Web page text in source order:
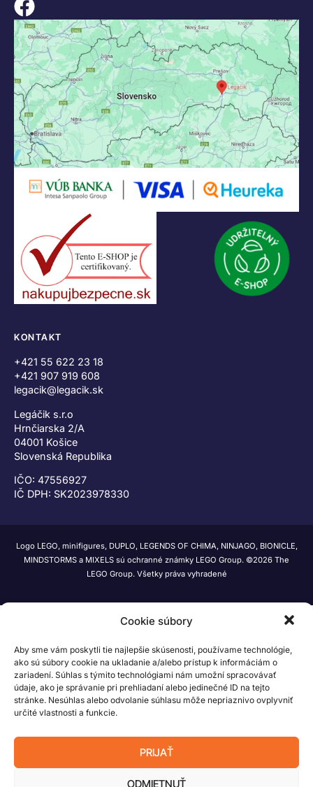
Cookie súbory
Aby sme vám poskytli tie najlepšie skúsenosti, používame technológie,
ako sú súbory cookie na ukladanie a/alebo prístup k informáciám o
zariadení. Súhlas s týmito technológiami nám umožní spracovávať
údaje, ako je správanie pri prehliadaní alebo jedinečné ID na tejto
stránke. Nesúhlas alebo odvolanie súhlasu môže nepriaznivo ovplyvniť
určité vlastnosti a funkcie.
PRIJAŤ
ODMIETNUŤ
KONTAKT
+421 55 622 23 18
+421 907 919 608
legacik@legacik.sk
Legáčik s.r.o
Hrnčiarska 2/A
04001 Košice
Slovenská Republika
IČO: 47556927
IČ DPH: SK2023978330
Logo LEGO, minifigures, DUPLO, LEGENDS OF CHIMA, NINJAGO, BIONICLE,
MINDSTORMS a MIXELS sú ochranné známky LEGO Group. ©2026 The
LEGO Group. Všetky práva vyhradené